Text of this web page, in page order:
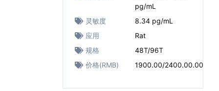
pg/mL
灵敏度
8.34 pg/mL
应用
Rat
规格
48T/96T
价格(RMB)
1900.00/2400.00.00